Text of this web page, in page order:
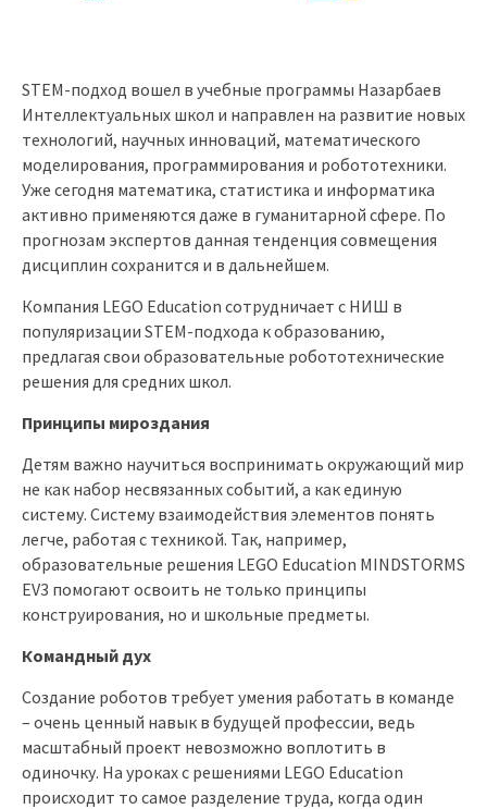
STEM-подход вошел в учебные программы Назарбаев
Интеллектуальных школ и направлен на развитие новых
технологий, научных инноваций, математического
моделирования, программирования и робототехники.
Уже сегодня математика, статистика и информатика
активно применяются даже в гуманитарной сфере. По
прогнозам экспертов данная тенденция совмещения
дисциплин сохранится и в дальнейшем.
Компания LEGO Education сотрудничает с НИШ в
популяризации STEM-подхода к образованию,
предлагая свои образовательные робототехнические
решения для средних школ.
Принципы мироздания
Детям важно научиться воспринимать окружающий мир
не как набор несвязанных событий, а как единую
систему. Систему взаимодействия элементов понять
легче, работая с техникой. Так, например,
образовательные решения LEGO Education MINDSTORMS
EV3 помогают освоить не только принципы
конструирования, но и школьные предметы.
Командный дух
Создание роботов требует умения работать в команде
– очень ценный навык в будущей профессии, ведь
масштабный проект невозможно воплотить в
одиночку. На уроках с решениями LEGO Education
происходит то самое разделение труда, когда один